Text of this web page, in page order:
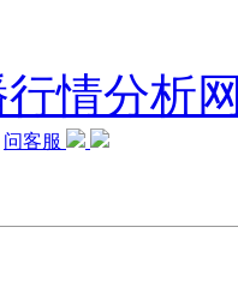
问客服